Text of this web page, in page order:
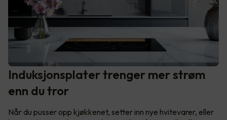
Induksjonsplater trenger mer strøm
enn du tror
Når du pusser opp kjøkkenet, setter inn nye hvitevarer, eller